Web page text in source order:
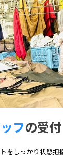
フの受付
をしっかり状態把